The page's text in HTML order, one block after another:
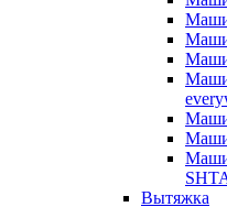
Вытяжка